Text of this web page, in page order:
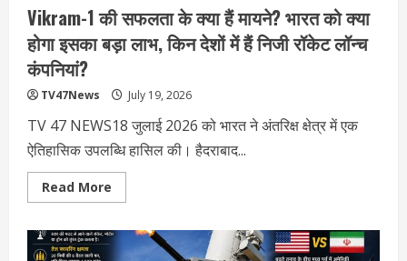
Vikram-1 की सफलता के क्या हैं मायने? भारत को क्या
होगा इसका बड़ा लाभ, किन देशों में हैं निजी रॉकेट लॉन्च
कंपनियां?
TV47News July 19, 2026
TV 47 NEWS18 जुलाई 2026 को भारत ने अंतरिक्ष क्षेत्र में एक
ऐतिहासिक उपलब्धि हासिल की। हैदराबाद...
Read More
more
1